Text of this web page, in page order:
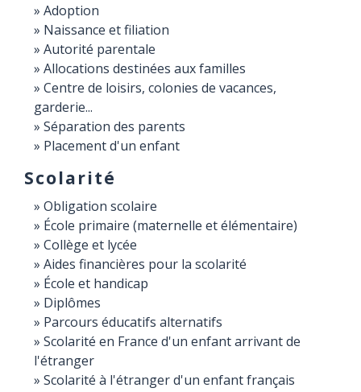
Adoption
Naissance et filiation
Autorité parentale
Allocations destinées aux familles
Centre de loisirs, colonies de vacances,
garderie...
Séparation des parents
Placement d'un enfant
Scolarité
Obligation scolaire
École primaire (maternelle et élémentaire)
Collège et lycée
Aides financières pour la scolarité
École et handicap
Diplômes
Parcours éducatifs alternatifs
Scolarité en France d'un enfant arrivant de
l'étranger
Scolarité à l'étranger d'un enfant français